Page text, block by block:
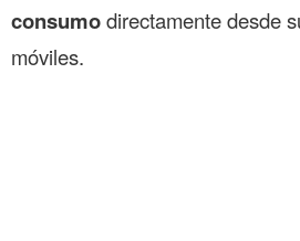
consumodirectamente desde
móviles.